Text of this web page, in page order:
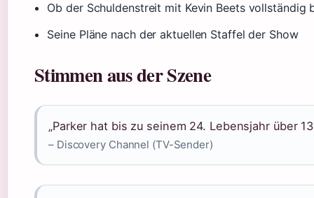
Ob der Schuldenstreit mit Kevin Beets vollständig
Seine Pläne nach der aktuellen Staffel der Show
Stimmen aus der Szene
„Parker hat bis zu seinem 24. Lebensjahr über
– Discovery Channel (TV-Sender)